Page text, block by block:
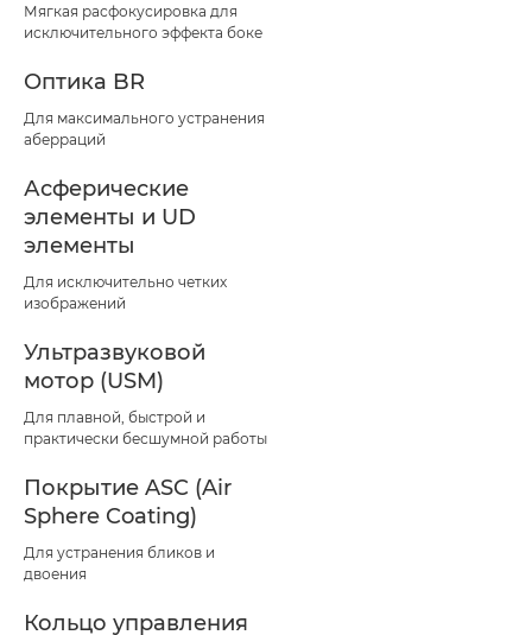
Мягкая расфокусировка для
исключительного эффекта боке
Оптика BR
Для максимального устранения
аберраций
Асферические
элементы и UD
элементы
Для исключительно четких
изображений
Ультразвуковой
мотор (USM)
Для плавной, быстрой и
практически бесшумной работы
Покрытие ASC (Air
Sphere Coating)
Для устранения бликов и
двоения
Кольцо управления